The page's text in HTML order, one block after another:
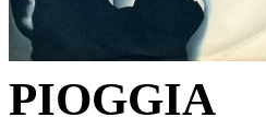
PIOGGIA